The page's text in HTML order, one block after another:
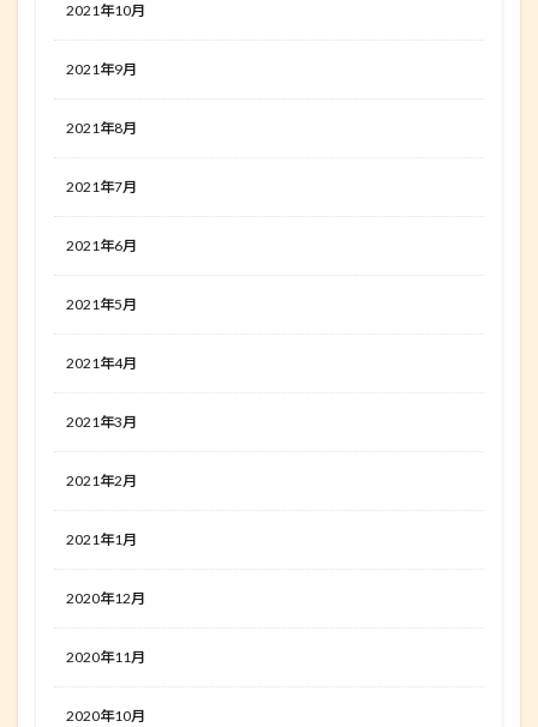
2021年10月
2021年9月
2021年8月
2021年7月
2021年6月
2021年5月
2021年4月
2021年3月
2021年2月
2021年1月
2020年12月
2020年11月
2020年10月